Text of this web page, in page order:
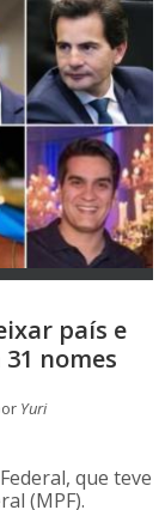
país e
nomes
Yuri
que teve
(MPF).